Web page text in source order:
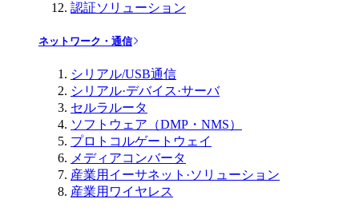
認証ソリューション
ネットワーク・通信
シリアル/USB通信
シリアル·デバイス·サーバ
セルラルータ
ソフトウェア（DMP・NMS）
プロトコルゲートウェイ
メディアコンバータ
産業用イーサネット·ソリューション
産業用ワイヤレス